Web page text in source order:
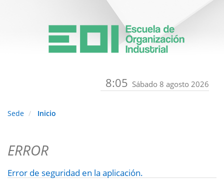
8:05 Sábado 8 agosto 2026
Sede Inicio
ERROR
Error de seguridad en la aplicación.